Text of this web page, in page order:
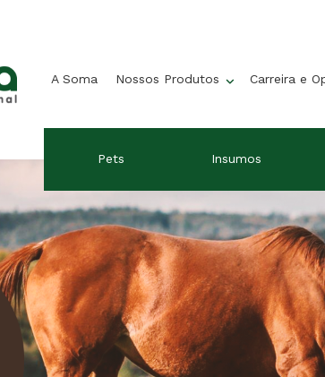
A Soma Nossos Produtos Carreira e
Pets Insumos